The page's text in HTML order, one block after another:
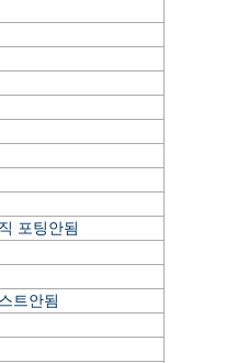
포팅안됨
트안됨